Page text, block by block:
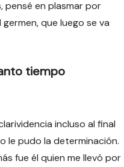
en plasmar por
que luego se va
tiempo
incluso al final
le pudo la determinación.
fue él quien me llevó por